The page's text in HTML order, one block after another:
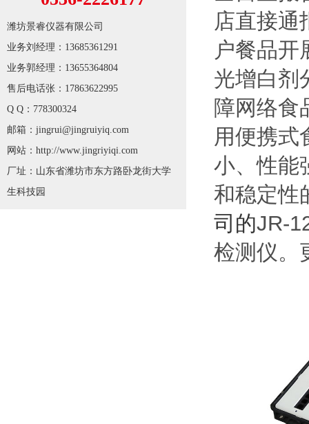
1 2
潍坊景睿仪器有限公司
业务刘经理：13685361291
业务郭经理：13655364804
售后电话张：17863622995
Q Q：778300324
邮箱：jingrui@jingruiyiq.com
网站：http://www.jingriyiqi.com
厂址：山东省潍坊市东方路卧龙街大学
生科技园
店直接通
户餐品开
光增白剂
障网络食
用便携式
小、性能
和稳定性
司的JR-
检测仪。